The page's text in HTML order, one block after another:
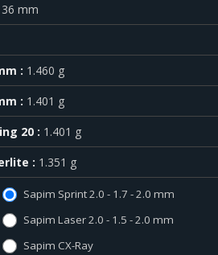
36 mm
1.460 g
1.401 g
20
1.401 g
1.351 g
Sapim Sprint 2.0 - 1.7 - 2.0 mm
Sapim Laser 2.0 - 1.5 - 2.0 mm
Sapim CX-Ray